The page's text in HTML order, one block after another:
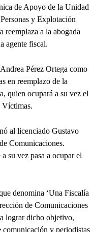
de Apoyo de la Unidad
y Explotación
reemplaza a la abogada
agente fiscal.
Pérez Ortega como
en reemplazo de la
quien ocupará a su vez el
Víctimas.
al licenciado Gustavo
Comunicaciones.
su vez pasa a ocupar el
denomina ‘Una Fiscalía
de Comunicaciones
lograr dicho objetivo,
y periodistas